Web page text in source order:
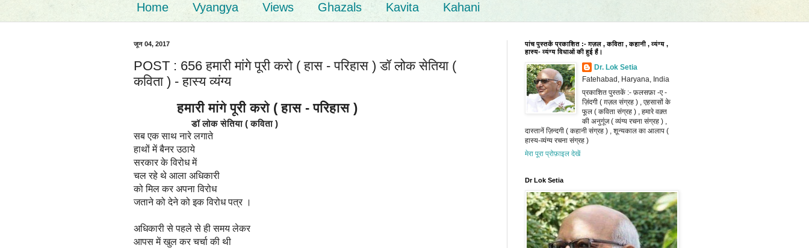
Home Vyangya Views Ghazals Kavita Kahani
जून 04, 2017
POST : 656 हमारी मांगे पूरी करो ( हास - परिहास ) डॉ लोक सेतिया (
कविता ) - हास्य व्यंग्य
हमारी मांगे पूरी करो ( हास - परिहास )
डॉ लोक सेतिया ( कविता )
सब एक साथ नारे लगाते
हाथों में बैनर उठाये
सरकार के विरोध में
चल रहे थे आला अधिकारी
को मिल कर अपना विरोध
जताने को देने को इक विरोध पत्र ।
अधिकारी से पहले से ही समय लेकर
आपस में खुल कर चर्चा की थी
पांच पुस्तकें प्रकाशित :- ग़ज़ल , कविता , कहानी , व्यंग्य ,
हास्य- व्यंग्य विधाओं की हुई हैं।
Dr. Lok Setia
Fatehabad, Haryana, India
प्रकाशित पुस्तकें :- फ़लसफ़ा -ए -
ज़िंदगी ( ग़ज़ल संग्रह ) , एहसासों के
फूल ( कविता संग्रह ) , हमारे वक़्त
की अनुगूंज ( व्यंग्य रचना संग्रह ) ,
दास्तानें ज़िन्दगी ( कहानी संग्रह ) , शून्यकाल का आलाप (
हास्य-व्यंग्य रचना संग्रह )
मेरा पूरा प्रोफ़ाइल देखें
Dr Lok Setia